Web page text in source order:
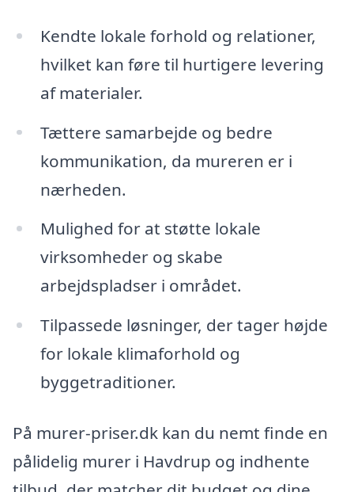
Kendte lokale forhold og relationer,
hvilket kan føre til hurtigere levering
af materialer.
Tættere samarbejde og bedre
kommunikation, da mureren er i
nærheden.
Mulighed for at støtte lokale
virksomheder og skabe
arbejdspladser i området.
Tilpassede løsninger, der tager højde
for lokale klimaforhold og
byggetraditioner.
På murer-priser.dk kan du nemt finde en
pålidelig murer i Havdrup og indhente